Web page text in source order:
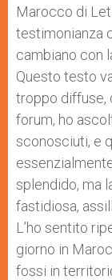
Marocco di
testimonianza
cambiano con
Questo testo
troppo diffuse,
forum, ho
sconosciuti, e
splendido, ma
fastidiosa,
L’ho sentito
giorno in
fossi in